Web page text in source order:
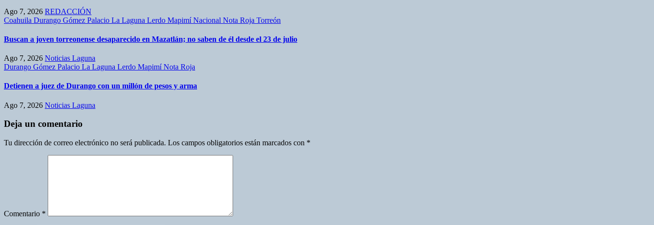
Ago 7, 2026 REDACCIÓN
Coahuila Durango Gómez Palacio La Laguna Lerdo MapimíNacional Nota Roja Torreón
Buscan a joven torreonense desaparecido en Mazatlán; no saben de él desde el 23 de julio
Ago 7, 2026 Noticias Laguna
Durango Gómez Palacio La Laguna Lerdo MapimíNota Roja
Detienen a juez de Durango con un millón de pesos y arma
Ago 7, 2026 Noticias Laguna
Deja un comentario
Tu dirección de correo electrónico no será publicada. Los campos obligatorios están marcados con *
Comentario *